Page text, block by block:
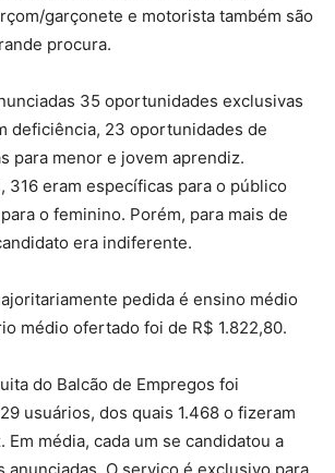
garçonete e motorista também são
procura.
35 oportunidades exclusivas
deficiência, 23 oportunidades de
para menor e jovem aprendiz.
316 eram específicas para o público
o feminino. Porém, para mais de
era indiferente.
pedida é ensino médio
médio ofertado foi de R$ 1.822,80.
do Balcão de Empregos foi
usuários, dos quais 1.468 o fizeram
Em média, cada um se candidatou a
anunciadas. O serviço é exclusivo para